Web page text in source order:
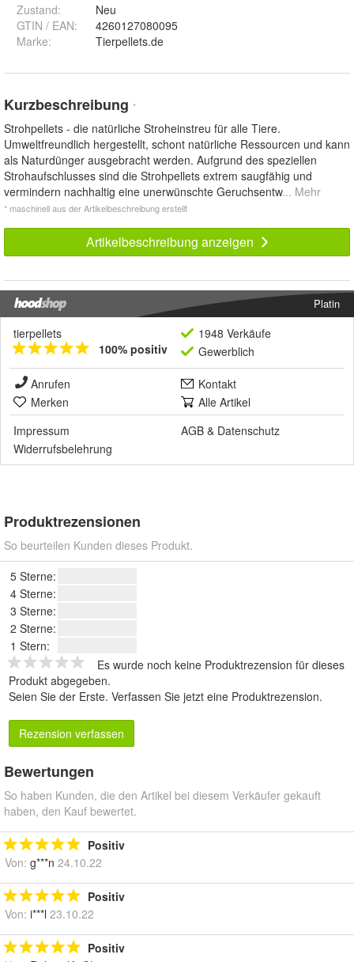
Zustand:
Neu
GTIN / EAN:
4260127080095
Marke:
Tierpellets.de
Kurzbeschreibung *
Strohpellets - die natürliche Stroheinstreu für alle Tiere.
Umweltfreundlich hergestellt, schont natürliche Ressourcen und kann
als Naturdünger ausgebracht werden. Aufgrund des speziellen
Strohaufschlusses sind die Strohpellets extrem saugfähig und
vermindern nachhaltig eine unerwünschte Geruchsentw... Mehr
* maschinell aus der Artikelbeschreibung erstellt
Artikelbeschreibung anzeigen
Platin
tierpellets
100% positiv
1948 Verkäufe
Gewerblich
Anrufen
Kontakt
Merken
Alle Artikel
Impressum
AGB & Datenschutz
Widerrufsbelehrung
Produktrezensionen
So beurteilen Kunden dieses Produkt.
5 Sterne:
4 Sterne:
3 Sterne:
2 Sterne:
1 Stern:
Es wurde noch keine Produktrezension für dieses
Produkt abgegeben.
Seien Sie der Erste. Verfassen Sie jetzt eine Produktrezension.
Rezension verfassen
Bewertungen
So haben Kunden, die den Artikel bei diesem Verkäufer gekauft
haben, den Kauf bewertet.
Positiv
Von: g***n 24.10.22
Positiv
Von: i***l 23.10.22
Positiv